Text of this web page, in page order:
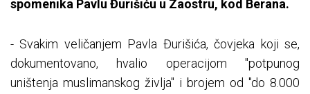
spomenika Pavlu Đurišiću u Zaostru, kod Berana.
- Svakim veličanjem Pavla Đurišića, čovjeka koji se,
dokumentovano, hvalio operacijom "potpunog
uništenja muslimanskog življa" i brojem od "do 8.000